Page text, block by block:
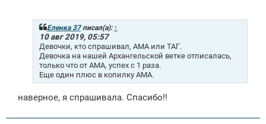
Еленка 37писал(а): ↑
10 авг 2019, 05:57
Девочки, кто спрашивал, АМА или ТАГ.
Девочка на нашей Архангельской ветке отписалась,
только что от АМА, успех с 1 раза.
Еще один плюс в копилку АМА.
наверное, я спрашивала. Спасибо!!